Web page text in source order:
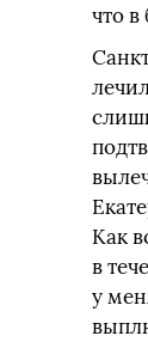
что
Как
в
у